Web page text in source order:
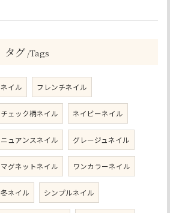
タグ Tags
ネイル フレンチネイル
チェック柄ネイル ネイビーネイル
ニュアンスネイル グレージュネイル
マグネットネイル ワンカラーネイル
冬ネイル シンプルネイル